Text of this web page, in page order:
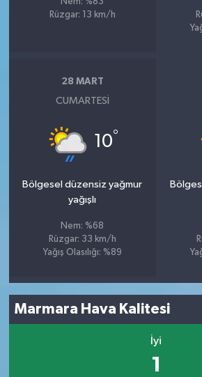
Rüzgar: 13 km/h
28 MART
CUMARTESI
10°
Bölgesel düzensiz yağmur
yağışlı
Nem: %68
Rüzgar: 33 km/h
Yağış Olasılığı: %89
Marmara Hava Kalitesi
İyi
1